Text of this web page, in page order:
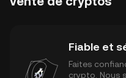
Fiable et
Faites
crypto. Nous